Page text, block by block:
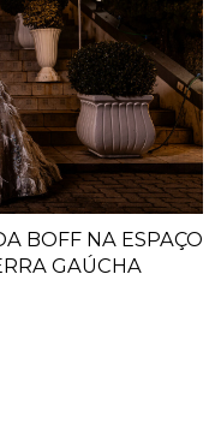
BOFF NA ESPAÇO
GAÚCHA